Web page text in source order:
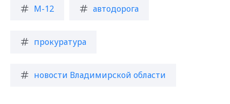
М-12 автодорога
прокуратура
новости Владимирской области